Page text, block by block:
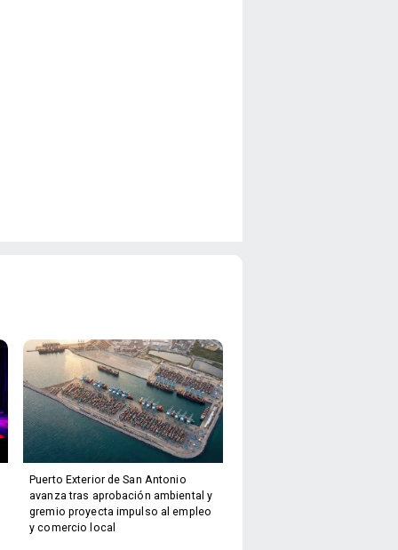
Puerto Exterior de San Antonio
avanza tras aprobación ambiental y
gremio proyecta impulso al empleo
y comercio local